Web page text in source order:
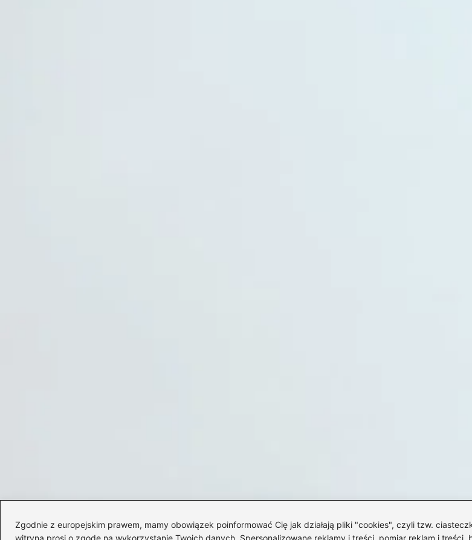
Zgodnie z europejskim prawem, mamy obowiązek poinformować Cię jak działają pliki "cookies", czyli tzw.
witryna prosi o zgodę na wykorzystanie Twoich danych. Spersonalizowane reklamy i treści, pomiar reklam i treści,